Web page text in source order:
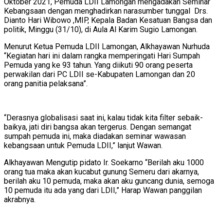
Kebangsaan dengan menghadirkan narasumber tunggal Drs.
Dianto Hari Wibowo ,MIP, Kepala Badan Kesatuan Bangsa dan
politik, Minggu (31/10), di Aula Al Karim Sugio Lamongan.
Menurut Ketua Pemuda LDII Lamongan, Alkhayawan Nurhuda
“Kegiatan hari ini dalam rangka memperingati Hari Sumpah
Pemuda yang ke 93 tahun. Yang diikuti 90 orang peserta
perwakilan dari PC LDII se-Kabupaten Lamongan dan 20
orang panitia pelaksana”.
“Derasnya globalisasi saat ini, kalau tidak kita filter sebaik-
baikya, jati diri bangsa akan tergerus. Dengan semangat
sumpah pemuda ini, maka diadakan seminar wawasan
kebangsaan untuk Pemuda LDII,” lanjut Wawan.
Alkhayawan Mengutip pidato Ir. Soekarno “Berilah aku 1000
orang tua maka akan kucabut gunung Semeru dari akarnya,
berilah aku 10 pemuda, maka akan aku guncang dunia, semoga
10 pemuda itu ada yang dari LDII,” Harap Wawan panggilan
akrabnya.